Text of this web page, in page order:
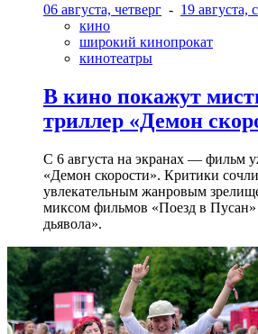
06 августа, четверг - 19 августа,
кино
широкий кинопрокат
кинотеатры
В кино покажут
триллер «Демон
С 6 августа на экранах — фильм
«Демон скорости». Критики
увлекательным жанровым
миксом фильмов «Поезд в
дьявола».